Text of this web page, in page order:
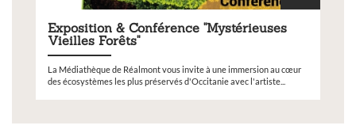
Exposition & Conférence "Mystérieuses
Vieilles Forêts"
La Médiathèque de Réalmont vous invite à une immersion au cœur
des écosystèmes les plus préservés d'Occitanie avec l'artiste...